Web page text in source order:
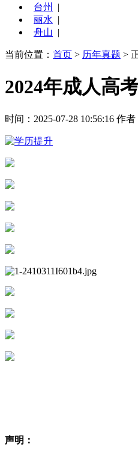
台州
|
丽水 |
舟山 |
当前位置： 首页 > 历年真题 >
2024年成人高
时间：2025-07-28 10:56:16 作者
声明：